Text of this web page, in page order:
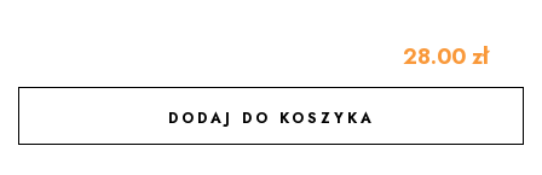
28.00 zł
DODAJ DO KOSZYKA
DODAJ DO ULUBIONYCH